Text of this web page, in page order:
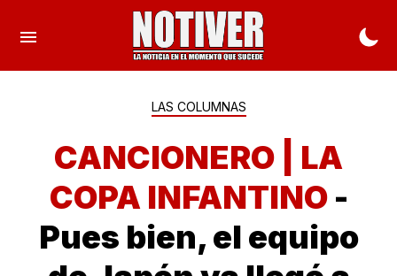
LAS COLUMNAS
CANCIONERO | LA
COPA INFANTINO -
Pues bien, el equipo